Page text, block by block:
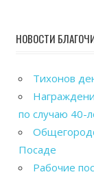
НОВОСТИ
Тихонов
по случаю 40-
Посаде
Рабочие